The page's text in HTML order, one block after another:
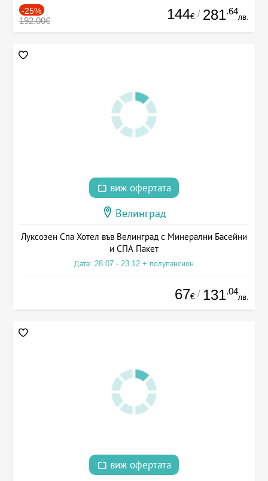
-25%
192.00€ 144€ / 281.64
лв.
виж офертата
Велинград
Луксозен Спа Хотел във Велинград с Минерални Басейни
и СПА Пакет
Дата: 28.07 - 23.12 + полупансион
67€ / 131.04
лв.
виж офертата